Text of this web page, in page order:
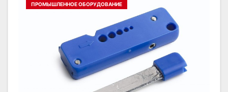
ПРОМЫШЛЕННОЕ ОБОРУДОВАНИЕ